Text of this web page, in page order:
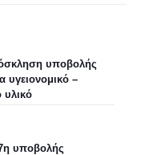
υποβολής
–
υλικό
υποβολής